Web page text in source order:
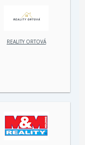
REALITY ORTOVÁ